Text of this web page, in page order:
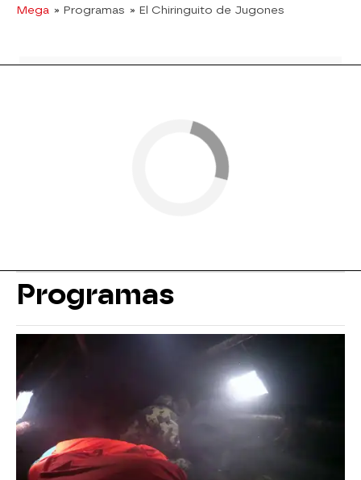
Mega » Programas » El Chiringuito de Jugones
Programas